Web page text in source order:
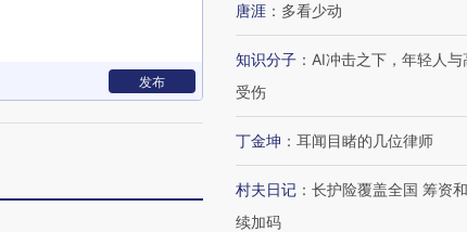
发布
唐涯 ： 多看少动
知识分子 ： AI冲击之下，年轻人
受伤
丁金坤 ： 耳闻目睹的几位律师
村夫日记 ： 长护险覆盖全国 筹资
续加码